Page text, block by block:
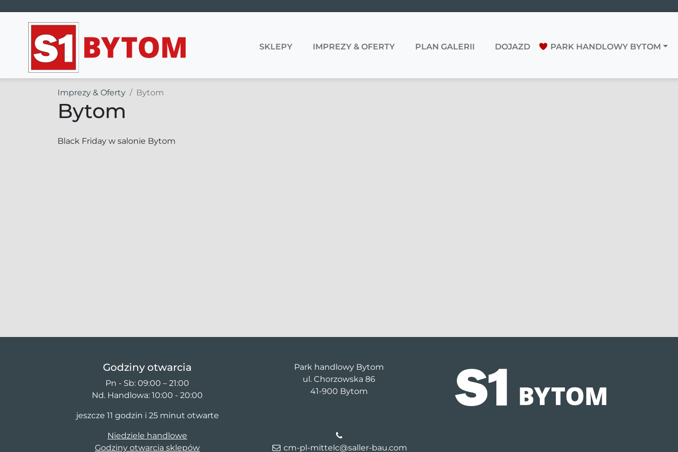
Main Navigation SKLEPY IMPREZY & OFERTY PLAN GALERII DOJAZD PARK HANDLOWY BYTOM
Imprezy & Oferty Bytom
Bytom
Black Friday w salonie Bytom
Godziny otwarcia
Pn - Sb: 09:00 – 21:00
Nd. Handlowa: 10:00 - 20:00
jeszcze 11 godzin i 25 minut otwarte
Niedziele handlowe
Godziny otwarcia sklepów
Park handlowy Bytom
ul. Chorzowska 86
41-900 Bytom
cm-pl-mittelc@saller-bau.com